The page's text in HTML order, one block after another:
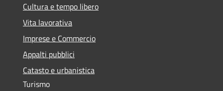
Cultura e tempo libero
Vita lavorativa
Imprese e Commercio
Appalti pubblici
Catasto e urbanistica
Turismo